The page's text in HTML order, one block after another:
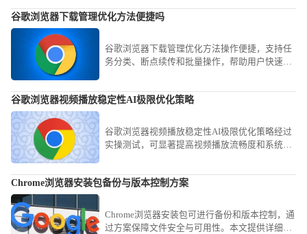
谷歌浏览器下载管理优化方法便捷吗
谷歌浏览器下载管理优化方法操作便捷，支持任
务分类、断点续传和批量操作，帮助用户快速管
谷歌浏览器视频播放稳定性AI极限优化策略
谷歌浏览器视频播放稳定性AI极限优化策略经过
实操测试，可显著提高视频播放流畅度和系统稳
Chrome浏览器安装包备份与版本控制方案
Chrome浏览器安装包可进行备份和版本控制，通
过方案保障文件安全与可用性。本文提供详细操